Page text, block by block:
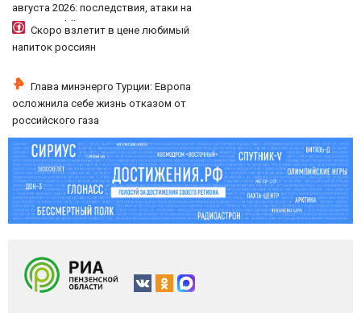
августа 2026: последствия, атаки на
склады Wildberries, состояние
Скоро взлетит в цене любимый
напиток россиян
Глава минэнерго Турции: Европа
осложнила себе жизнь отказом от
российского газа